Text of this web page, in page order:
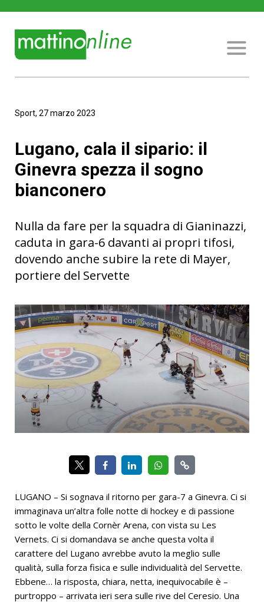
Sport, 27 marzo 2023
Lugano, cala il sipario: il
Ginevra spezza il sogno
bianconero
Nulla da fare per la squadra di Gianinazzi,
caduta in gara-6 davanti ai propri tifosi,
dovendo anche subire la rete di Mayer,
portiere del Servette
LUGANO – Si sognava il ritorno per gara-7 a Ginevra. Ci si
immaginava un’altra folle notte di hockey e di passione
sotto le volte della Cornèr Arena, con vista su Les
Vernets. Ci si domandava se anche questa volta il
carattere del Lugano avrebbe avuto la meglio sulle
qualità, sulla forza fisica e sulle individualità del Servette.
Ebbene… la risposta, chiara, netta, inequivocabile è –
purtroppo – arrivata ieri sera sulle rive del Ceresio. Una